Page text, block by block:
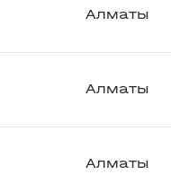
Алматы
Алматы
Алматы